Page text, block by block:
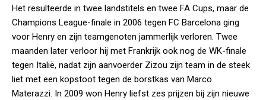
Het resulteerde in twee landstitels en twee FA Cups, maar de
Champions League-finale in 2006 tegen FC Barcelona ging
voor Henry en zijn teamgenoten jammerlijk verloren. Twee
maanden later verloor hij met Frankrijk ook nog de WK-finale
tegen Italië, nadat zijn aanvoerder Zizou zijn team in de steek
liet met een kopstoot tegen de borstkas van Marco
Materazzi. In 2009 won Henry liefst zes prijzen bij zijn nieuwe